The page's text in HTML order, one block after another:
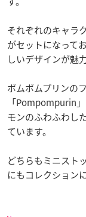
それぞれのキャラ
がセットになって
しいデザインが魅力
ポムポムプリンの
「Pompompurin
モンのふわふわし
ています。
どちらもミニスト
にもコレクション